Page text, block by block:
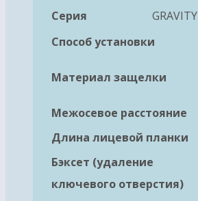
Серия
GRAVITY
Способ установки
Материал защелки
Межосевое расстояние
Длина лицевой планки
Бэксет (удаление
ключевого отверстия)